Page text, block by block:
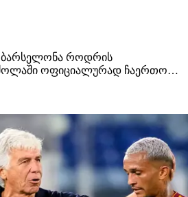
როდრის
ოფიციალურად ჩაერთო
კლუბი
ოფიციალურ შეთავაზებას
პერიოდში მხარეებს შორის
უფრო ინტენსიუ…